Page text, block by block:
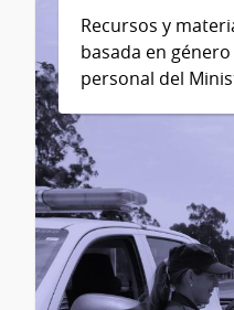
Recursos y
basada en
personal del